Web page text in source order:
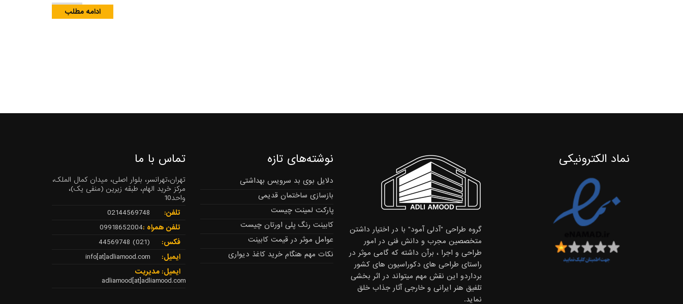
ادامه مطلب
تماس با ما
تهران،تهرانسر، بلوار اصلی، میدان کمال الملک،
مرکز خرید الهام، طبقه زیرین (منفی یک)،
واحد10
تلفن:
02144569748
تلفن همراه :09918652004
فکس:
(021) 44569748
ایمیل:
info[at]adliamood.com
ایمیل: مدیریت
adliamood[at]adliamood.com
نوشته‌های تازه
دلایل بوی بد سرویس بهداشتی
بازسازی ساختمان قدیمی
پارکت لمینت چیست
کابینت رنگ پلی اورتان چیست
عوامل موثر در قیمت کابینت
نکات مهم هنگام خرید کاغذ دیواری
گروه طراحی "آدلی آمود" با در اختیار داشتن
متخصصین مجرب و دانش فنی در امور
طراحی و اجرا ، برآن داشته که گامی موثر در
راستای طراحی های دکوراسیون های کشور
برداردو این نقش مهم میتواند در اثر بخشی
تلفیق هنر ایرانی و خارجی آثار جذاب خلق
نماید.
نماد الکترونیکی